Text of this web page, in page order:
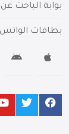
بوابة الباحث
بطاقات